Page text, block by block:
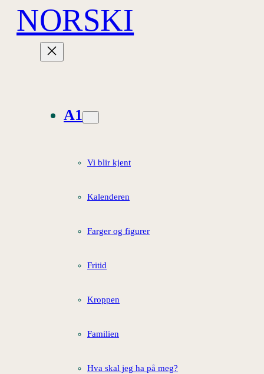
Hopp
innhold
NORSKI
A1
Vi blir kjent
Kalenderen
Farger og figurer
Fritid
Kroppen
Familien
Hva skal jeg ha på meg?